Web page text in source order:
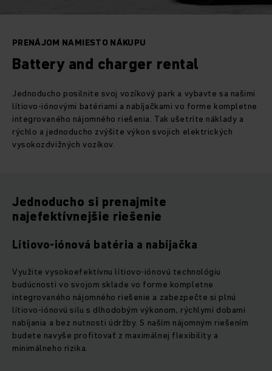
PRENÁJOM NAMIESTO NÁKUPU
Battery and charger rental
Jednoducho posilnite svoj vozíkový park a vybavte sa našimi
lítiovo-iónovými batériami a nabíjačkami vo forme kompletne
integrovaného nájomného riešenia. Tak ušetríte náklady a
rýchlo a jednoducho zvýšite výkon svojich elektrických
vysokozdvižných vozíkov.
Jednoducho si prenajmite
najefektívnejšie riešenie
Lítiovo-iónová batéria a nabíjačka
Využite vysokoefektívnu lítiovo-iónovú technológiu
budúcnosti vo svojom sklade vo forme kompletne
integrovaného nájomného riešenie a zabezpečte si plnú
lítiovo-iónovú silu s dlhodobým výkonom, rýchlymi dobami
nabíjania a bez nutnosti údržby. S naším nájomným riešením
budete navyše profitovať z maximálnej flexibility a
minimálneho rizika.